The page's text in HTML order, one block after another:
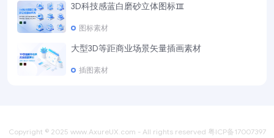
4
3D科技感蓝白磨砂立体图标Ⅲ
图标素材
5
大型3D等距商业场景矢量插画素材
插图素材
Copyright © 2025 www.AxureUX.com - All rights reserved 粤ICP备17007397